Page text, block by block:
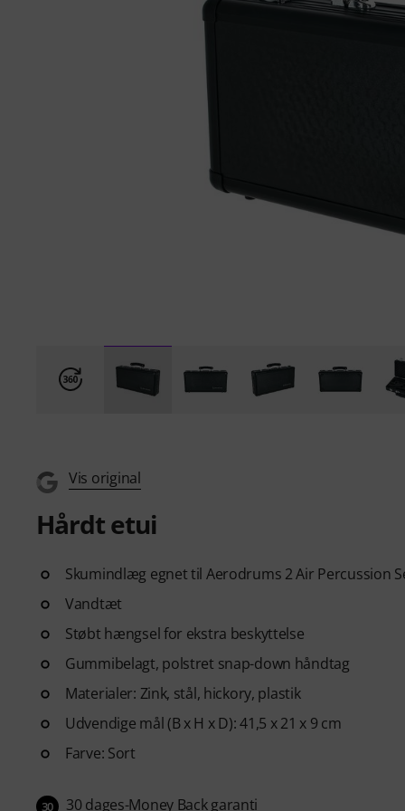
Vis original
Hårdt etui
Skumindlæg egnet til Aerodrums 2 Air Percussion
Vandtæt
Støbt hængsel for ekstra beskyttelse
Gummibelagt, polstret snap-down håndtag
Materialer: Zink, stål, hickory, plastik
Udvendige mål (B x H x D): 41,5 x 21 x 9 cm
Farve: Sort
30 30 dages-Money Back garanti